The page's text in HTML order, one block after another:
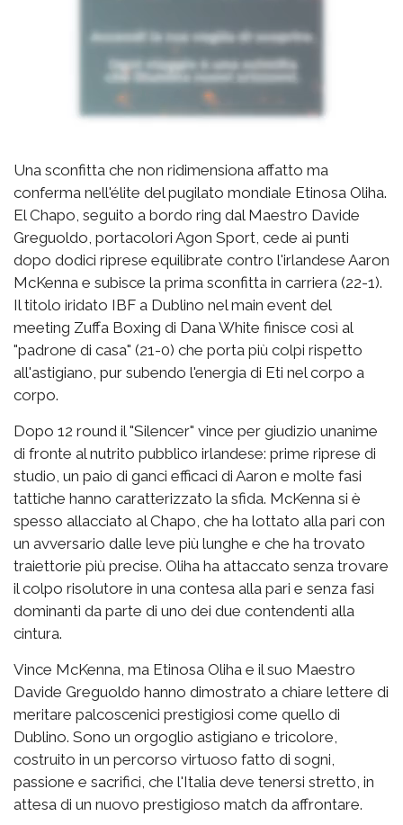
Una sconfitta che non ridimensiona affatto ma
conferma nell'élite del pugilato mondiale Etinosa Oliha.
El Chapo, seguito a bordo ring dal Maestro Davide
Greguoldo, portacolori Agon Sport, cede ai punti
dopo dodici riprese equilibrate contro l'irlandese Aaron
McKenna e subisce la prima sconfitta in carriera (22-1).
Il titolo iridato IBF a Dublino nel main event del
meeting Zuffa Boxing di Dana White finisce così al
"padrone di casa" (21-0) che porta più colpi rispetto
all'astigiano, pur subendo l'energia di Eti nel corpo a
corpo.
Dopo 12 round il "Silencer" vince per giudizio unanime
di fronte al nutrito pubblico irlandese: prime riprese di
studio, un paio di ganci efficaci di Aaron e molte fasi
tattiche hanno caratterizzato la sfida. McKenna si è
spesso allacciato al Chapo, che ha lottato alla pari con
un avversario dalle leve più lunghe e che ha trovato
traiettorie più precise. Oliha ha attaccato senza trovare
il colpo risolutore in una contesa alla pari e senza fasi
dominanti da parte di uno dei due contendenti alla
cintura.
Vince McKenna, ma Etinosa Oliha e il suo Maestro
Davide Greguoldo hanno dimostrato a chiare lettere di
meritare palcoscenici prestigiosi come quello di
Dublino. Sono un orgoglio astigiano e tricolore,
costruito in un percorso virtuoso fatto di sogni,
passione e sacrifici, che l'Italia deve tenersi stretto, in
attesa di un nuovo prestigioso match da affrontare.